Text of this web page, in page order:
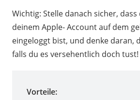
Wichtig: Stelle danach sicher,
deinem Apple- Account auf dem
eingeloggt bist, und denke daran,
falls du es versehentlich doch tust!
Vorteile: